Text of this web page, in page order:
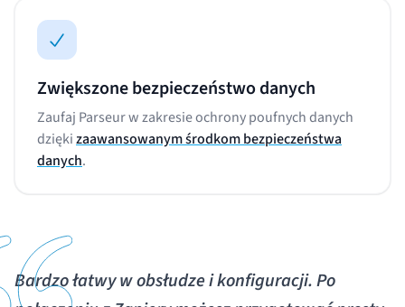
Zwiększone bezpieczeństwo danych
Zaufaj Parseur w zakresie ochrony poufnych danych
dziękizaawansowanym środkom bezpieczeństwa
danych.
Bardzo łatwy w obsłudze i konfiguracji. Po